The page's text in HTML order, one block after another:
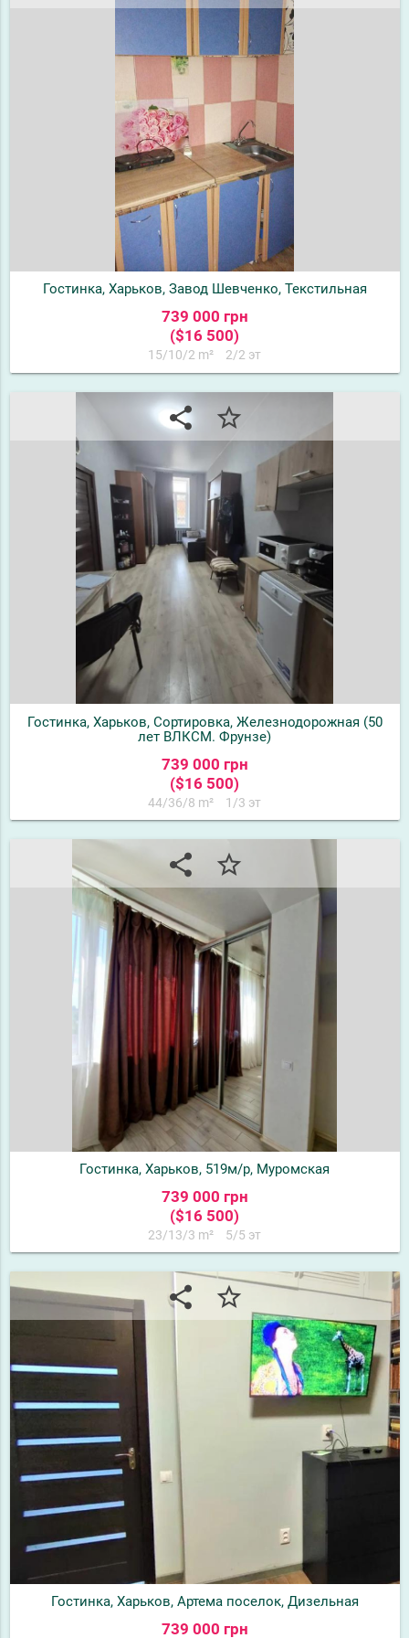
Гостинка, Харьков, Завод Шевченко, Текстильная
739 000 грн
($16 500)
15/10/2 m² 2/2 эт
share star_border
Гостинка, Харьков, Сортировка, Железнодорожная (50
лет ВЛКСМ. Фрунзе)
739 000 грн
($16 500)
44/36/8 m² 1/3 эт
share star_border
Гостинка, Харьков, 519м/р, Муромская
739 000 грн
($16 500)
23/13/3 m² 5/5 эт
share star_border
Гостинка, Харьков, Артема поселок, Дизельная
739 000 грн